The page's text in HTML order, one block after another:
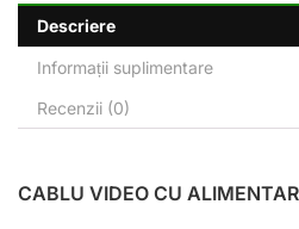
Descriere
Informații suplimentare
Recenzii (0)
CABLU VIDEO CU